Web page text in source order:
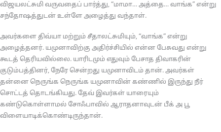
விஜயலட்சுமி வருவதைப் பார்த்து, “மாமா… அத்தை… வாங்க” என்று
சந்தோஷத்துடன் உள்ளே அழைத்து வந்தாள்.
அவர்களை திவ்யா மற்றும் சீதாலட்சுமியும், “வாங்க” என்று
அழைத்தனர். யமுனாவிற்கு அதிர்ச்சியில் என்ன பேசுவது என்று
கூடத் தெரியவில்லை. யாரிடமும் எதுவும் பேசாத திவாகரின்
குடும்பத்தினர், நேரே சென்றது யமுனாவிடம் தான். அவர்கள்
தன்னை நெருங்க நெருங்க யமுனாவின் கண்ணில் இருந்து நீர்
சொட்டத் தொடங்கியது. தேவ் இவர்கள் யாரையும்
கண்டுகொள்ளாமல் சோஃபாவில் ஆராதனாவுடன் பீக் அ பூ
விளையாடிக்கொண்டிருந்தான்.